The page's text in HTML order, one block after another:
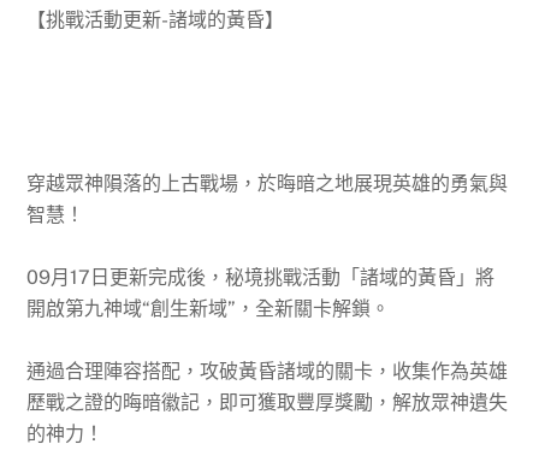
【挑戰活動更新-諸域的黃昏】
穿越眾神隕落的上古戰場，於晦暗之地展現英雄的勇氣與
智慧！
09月17日更新完成後，秘境挑戰活動「諸域的黃昏」將
開啟第九神域“創生新域”，全新關卡解鎖。
通過合理陣容搭配，攻破黃昏諸域的關卡，收集作為英雄
歷戰之證的晦暗徽記，即可獲取豐厚獎勵，解放眾神遺失
的神力！